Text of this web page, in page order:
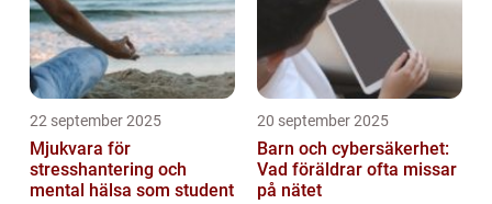
22 september 2025
Mjukvara för
stresshantering och
mental hälsa som student
20 september 2025
Barn och cybersäkerhet:
Vad föräldrar ofta missar
på nätet